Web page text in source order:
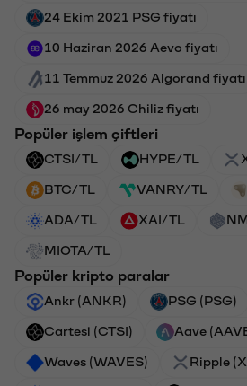
24 Ekim 2021 PSG fiyatı
10 Haziran 2026 Aevo fiyatı
11 Temmuz 2026 Algorand fiyatı
26 may 2026 Chiliz fiyatı
Popüler işlem çiftleri
CTSI/TL HYPE/TL
BTC/TL VANRY/TL
ADA/TL XAI/TL
MIOTA/TL
Popüler kripto paralar
Ankr (ANKR) PSG (PSG)
Cartesi (CTSI) Aave
Waves (WAVES) Ripple